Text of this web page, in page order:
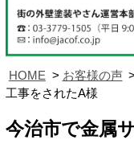
HOME お客様の声
工事をされたA様
今治市で金属